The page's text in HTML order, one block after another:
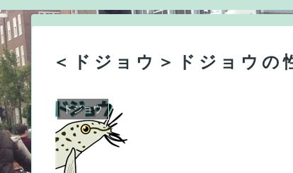
＜ドジョウ＞ドジョウの
ドジョウ